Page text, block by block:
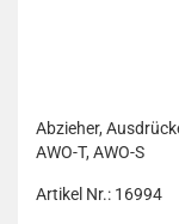
Abzieher,
AWO-T, AWO-S
Artikel Nr.: 16994